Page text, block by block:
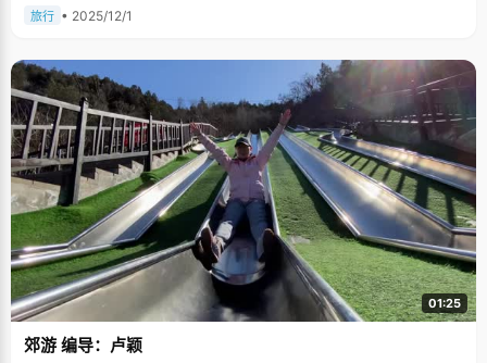
旅行 • 2025/12/1
01:25
郊游 编导：卢颖